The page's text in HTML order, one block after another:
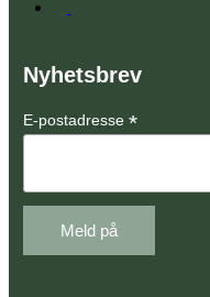
Nyhetsbrev
E-postadresse *